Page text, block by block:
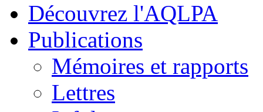
Découvrez l'AQLPA
Publications
Mémoires et rapports
Lettres